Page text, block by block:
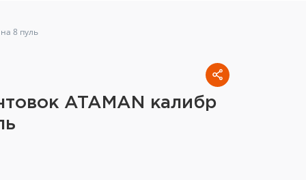
8 пуль
ATAMAN калибр